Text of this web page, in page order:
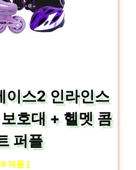
이스2 인라인스
호대 + 헬멧 콤
퍼플
제품 ]